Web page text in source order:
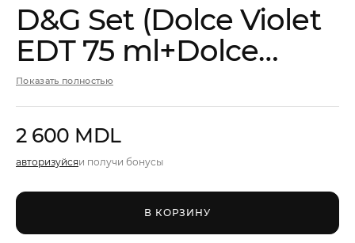
Бренды
Новости
Магазины
Акции
Скидки
D&G Set (Dolce Violet
EDT 75 ml+Dolce
Violet EDT 10 ml)
Показать полностью
2 600 MDL
авторизуйсяи получи бонусы
В КОРЗИНУ